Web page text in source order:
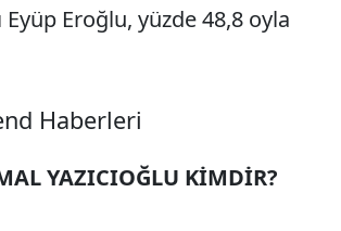
Eyüp Eroğlu, yüzde 48,8 oyla
Haberleri
Sesi Aç
YAZICIOĞLU KİMDİR?